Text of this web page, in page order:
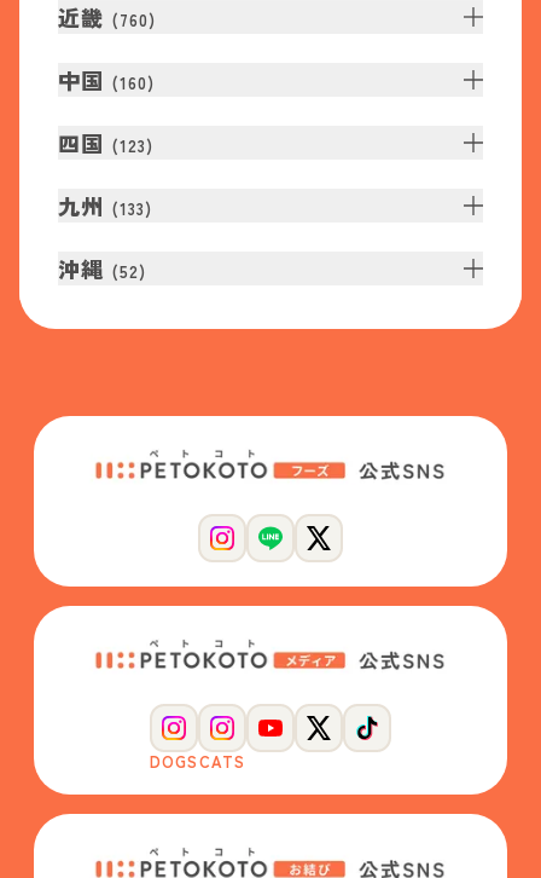
近畿 (760)
中国 (160)
四国 (123)
九州 (133)
沖縄 (52)
DOGSCATS